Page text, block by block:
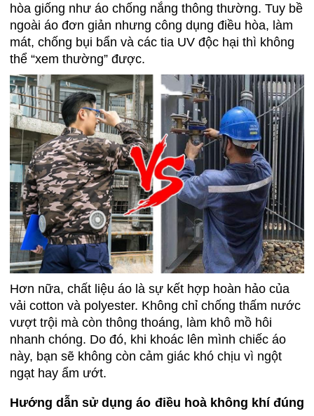
hòa giống như áo chống nắng thông thường. Tuy bề
ngoài áo đơn giản nhưng công dụng điều hòa, làm
mát, chống bụi bẩn và các tia UV độc hại thì không
thể “xem thường” được.
Hơn nữa, chất liệu áo là sự kết hợp hoàn hảo của
vải cotton và polyester. Không chỉ chống thấm nước
vượt trội mà còn thông thoáng, làm khô mồ hôi
nhanh chóng. Do đó, khi khoác lên mình chiếc áo
này, bạn sẽ không còn cảm giác khó chịu vì ngột
ngạt hay ẩm ướt.
Hướng dẫn sử dụng áo điều hoà không khí đúng